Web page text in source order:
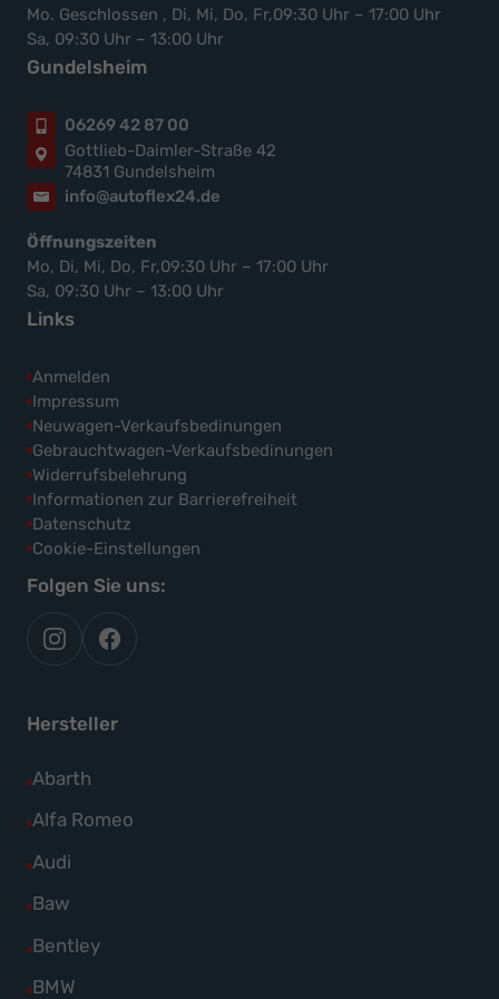
Mo. Geschlossen , Di, Mi, Do, Fr,09:30 Uhr – 17:00 Uhr
Sa, 09:30 Uhr – 13:00 Uhr
Gundelsheim
06269 42 87 00
Gottlieb-Daimler-Straße 42
74831 Gundelsheim
info@autoflex24.de
Öffnungszeiten
Mo, Di, Mi, Do, Fr,09:30 Uhr – 17:00 Uhr
Sa, 09:30 Uhr – 13:00 Uhr
Links
Anmelden
Impressum
Neuwagen-Verkaufsbedinungen
Gebrauchtwagen-Verkaufsbedinungen
Widerrufsbelehrung
Informationen zur Barrierefreiheit
Datenschutz
Cookie-Einstellungen
Folgen Sie uns:
autoflex
auf
autoflex24
auf
Hersteller
Abarth
Alle
Fahrzeuge
Abarth
anzeigen
Alfa Romeo
Alle
Fahrzeuge
Alfa
Romeo
anzeigen
Audi
Alle
Fahrzeuge
Audi
anzeigen
Baw
Alle
Fahrzeuge
Bentley
Alle
Fahrzeuge
BMW
Alle